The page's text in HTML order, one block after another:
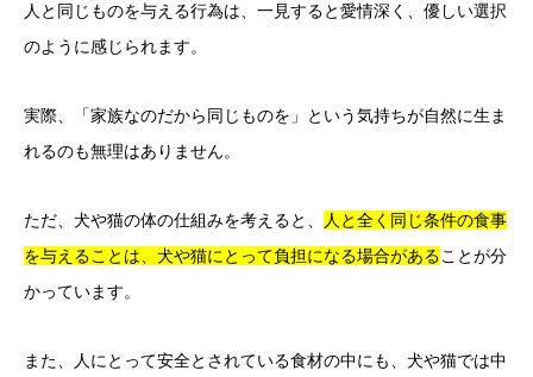
人と同じものを与える行為は、一見すると愛情深く、優しい選択
のように感じられます。
実際、「家族なのだから同じものを」という気持ちが自然に生ま
れるのも無理はありません。
ただ、犬や猫の体の仕組みを考えると、
人と全く同じ条件の食事
を与えることは、犬や猫にとって負担になる場合があることが分
かっています。
また、人にとって安全とされている食材の中にも、犬や猫では中